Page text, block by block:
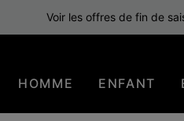
Voir les offres de fin de
HOMME ENFANT